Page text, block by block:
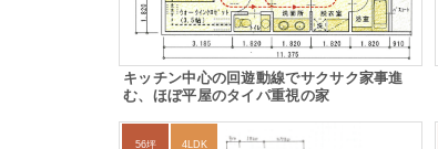
キッチン中心の回遊動線でサクサク家事進
む、ほぼ平屋のタイパ重視の家
56坪 4LDK